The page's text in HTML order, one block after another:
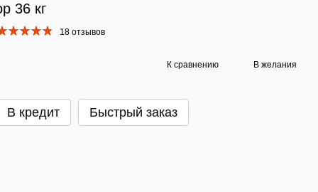
36 кг
18 отзывов
К сравнению В желания
В кредит Быстрый заказ